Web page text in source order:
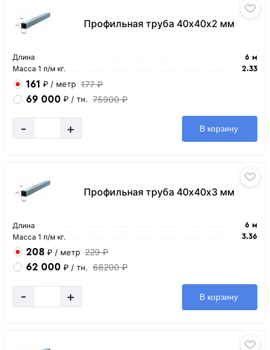
Профильная труба 40х40х2 мм
Длина 6 м
Масса 1 п/м кг. 2.33
161 ₽ / метр 177 ₽
69 000 ₽ / тн. 75900 ₽
- + В корзину
Профильная труба 40х40х3 мм
Длина 6 м
Масса 1 п/м кг. 3.36
208 ₽ / метр 229 ₽
62 000 ₽ / тн. 68200 ₽
- + В корзину